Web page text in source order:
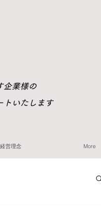
企業様の
トいたします
経営理念 More